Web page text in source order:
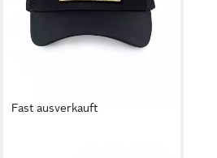
Fast ausverkauft